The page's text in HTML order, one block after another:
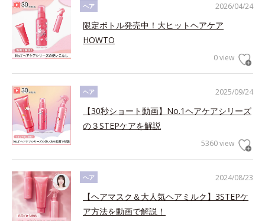
2026/04/24
ヘア
限定ボトル発売中！大ヒットヘアケア
HOWTO
0 view
2025/09/24
ヘア
【30秒ショート動画】No.1ヘアケアシリーズ
の３STEPケアを解説
5360 view
2024/08/23
ヘア
【ヘアマスク＆大人気ヘアミルク】3STEPケ
ア方法を動画で解説！